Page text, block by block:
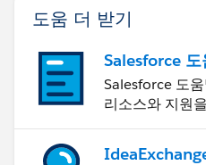
도움 더 받기
Salesforce 도
Salesforce 도
리소스와 지원